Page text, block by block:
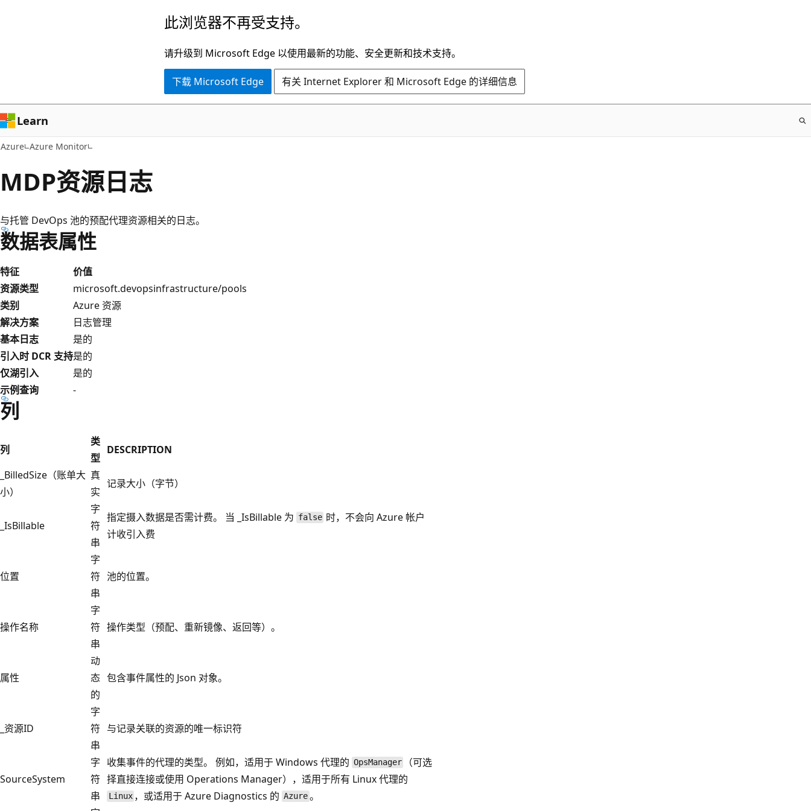
容
此浏览器不再受支持。
请升级到 Microsoft Edge 以使用最新的功能、安全更新和技术支持。
下载 Microsoft Edge 有关 Internet Explorer 和 Microsoft Edge 的详细信息
Learn
Azure Azure Monitor
MDP资源日志
与托管 DevOps 池的预配代理资源相关的日志。
数据表属性
特征
价值
资源类型
microsoft.devopsinfrastructure/pools
类别
Azure 资源
解决方案
日志管理
基本日志
是的
引入时 DCR 支持是的
仅湖引入
是的
示例查询
-
列
列
类
型
DESCRIPTION
_BilledSize（账单大
小）
真
实
记录大小（字节）
_IsBillable
字
符
串
指定摄入数据是否需计费。 当 _IsBillable 为 false 时，不会向 Azure 帐户
计收引入费
位置
字
符
串
池的位置。
操作名称
字
符
串
操作类型（预配、重新镜像、返回等）。
属性
动
态
的
包含事件属性的 Json 对象。
_资源ID
字
符
串
与记录关联的资源的唯一标识符
SourceSystem
字
符
串
收集事件的代理的类型。 例如，适用于 Windows 代理的 OpsManager
（可选
择直接连接或使用 Operations Manager），适用于所有 Linux 代理的
Linux ，或适用于 Azure Diagnostics 的Azure。